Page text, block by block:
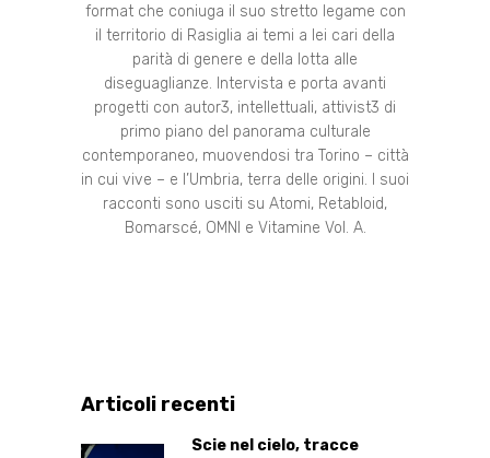
format che coniuga il suo stretto legame con
il territorio di Rasiglia ai temi a lei cari della
parità di genere e della lotta alle
diseguaglianze. Intervista e porta avanti
progetti con autor3, intellettuali, attivist3 di
primo piano del panorama culturale
contemporaneo, muovendosi tra Torino – città
in cui vive – e l’Umbria, terra delle origini. I suoi
racconti sono usciti su Atomi, Retabloid,
Bomarscé, OMNI e Vitamine Vol. A.
Articoli recenti
Scie nel cielo, tracce